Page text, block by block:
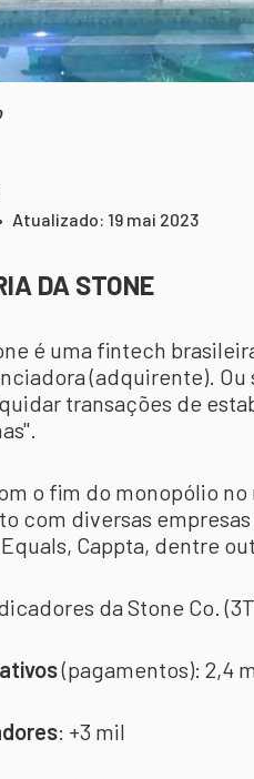
Atualizado: 19 mai 2023
DA STONE
é uma fintech
(adquirente). Ou
transações de
o fim do monopólio
com diversas
Cappta, dentre
da Stone Co.
(pagamentos): 2,4
: +3 mil